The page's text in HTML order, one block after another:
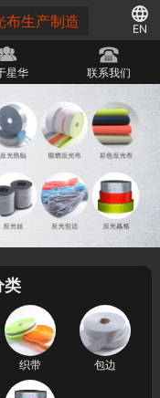
布生产制造 EN
星华 联系我们
类
织带 包边